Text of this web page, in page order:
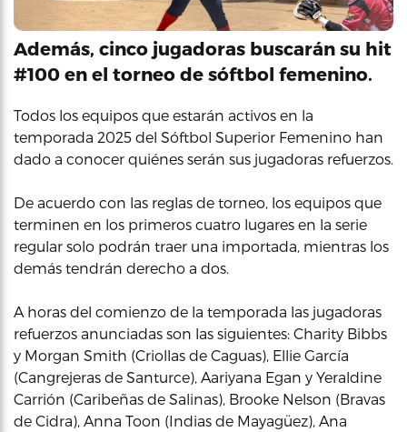
Además, cinco jugadoras buscarán su hit
#100 en el torneo de sóftbol femenino.
Todos los equipos que estarán activos en la
temporada 2025 del Sóftbol Superior Femenino han
dado a conocer quiénes serán sus jugadoras refuerzos.
De acuerdo con las reglas de torneo, los equipos que
terminen en los primeros cuatro lugares en la serie
regular solo podrán traer una importada, mientras los
demás tendrán derecho a dos.
A horas del comienzo de la temporada las jugadoras
refuerzos anunciadas son las siguientes: Charity Bibbs
y Morgan Smith (Criollas de Caguas), Ellie García
(Cangrejeras de Santurce), Aariyana Egan y Yeraldine
Carrión (Caribeñas de Salinas), Brooke Nelson (Bravas
de Cidra), Anna Toon (Indias de Mayagüez), Ana